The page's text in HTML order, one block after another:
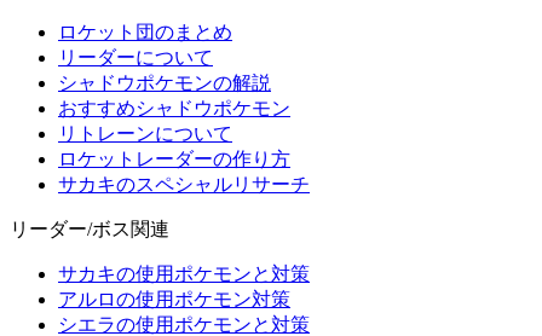
ロケット団のまとめ
リーダーについて
シャドウポケモンの解説
おすすめシャドウポケモン
リトレーンについて
ロケットレーダーの作り方
サカキのスペシャルリサーチ
リーダー/ボス関連
サカキの使用ポケモンと対策
アルロの使用ポケモン対策
シエラの使用ポケモンと対策